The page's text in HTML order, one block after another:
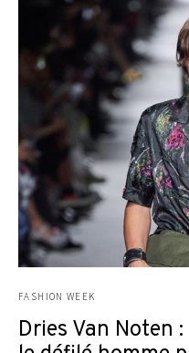
FASHION WEEK
Dries Van Noten